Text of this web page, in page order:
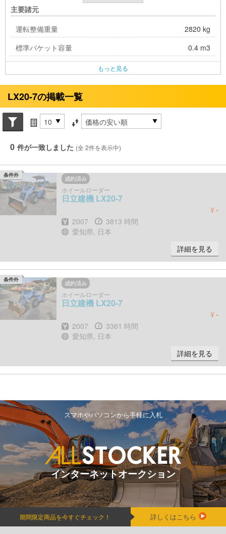
主要諸元
運転整備重量
2820 kg
標準バケット容量
0.4 m3
もっと見る
LX20-7の掲載一覧
Search conditions
件数 並び替え条件
0 件が一致しました (全 2件を表示中)
成約済み
ホイールローダー
日立建機 LX20-7
¥-
年式
2007 時間
3813 時間
場所
愛知県, 日本
詳細を見る
条件外
成約済み
ホイールローダー
日立建機 LX20-7
¥-
年式
2007 時間
3361 時間
場所
愛知県, 日本
詳細を見る
条件外
スマホやパソコンから手軽に入札
インターネットオークション
期間限定商品を今すぐチェック！ 詳しくはこちら